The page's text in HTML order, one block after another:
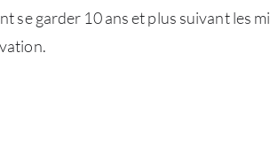
se garder 10 ans et plus suivant les